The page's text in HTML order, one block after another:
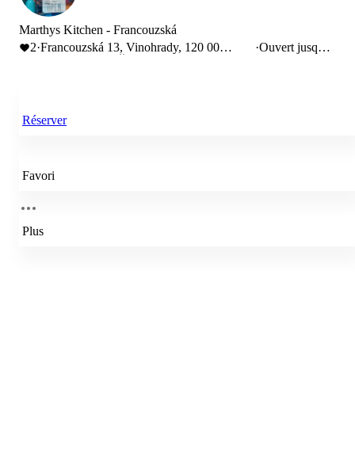
Marthys Kitchen - Francouzská
2·Francouzská 13, Vinohrady, 120 00
·Ouvert jusqu'à
Réserver
Favori
Plus